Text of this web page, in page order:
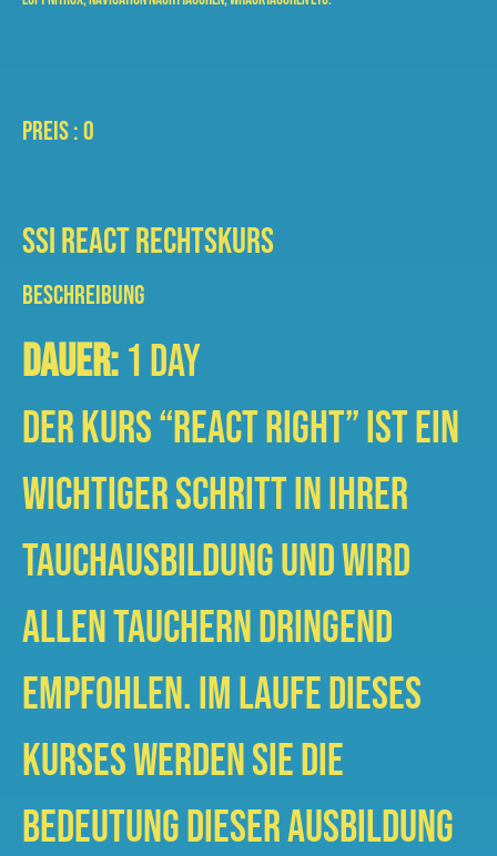
PREIS : 0
SSI REACT RECHTSKURS
BESCHREIBUNG
Dauer:1 Day
Der Kurs “React Right” ist ein
wichtiger Schritt in Ihrer
Tauchausbildung und wird
allen Tauchern dringend
empfohlen. Im Laufe dieses
Kurses werden Sie die
Bedeutung dieser Ausbildung